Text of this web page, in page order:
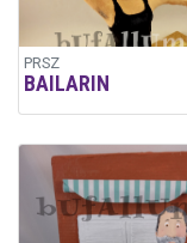
PRSZ
BAILARIN